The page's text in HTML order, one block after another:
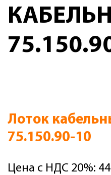
Лоток
75.150.90-10
Цена с НДС 20%: